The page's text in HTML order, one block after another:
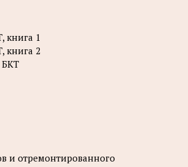
книга 1
книга 2
БКТ
и отремонтированного